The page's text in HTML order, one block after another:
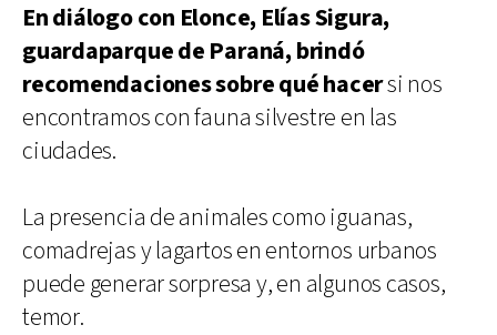
En diálogo con Elonce, Elías Sigura,
guardaparque de Paraná, brindó
recomendaciones sobre qué hacersi nos
encontramos con fauna silvestre en las
ciudades.
La presencia de animales como iguanas,
comadrejas y lagartos en entornos urbanos
puede generar sorpresa y, en algunos casos,
temor.